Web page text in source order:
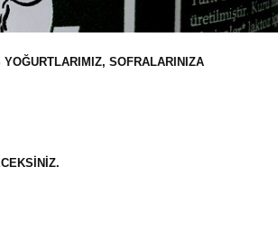
SOFRALARINIZA